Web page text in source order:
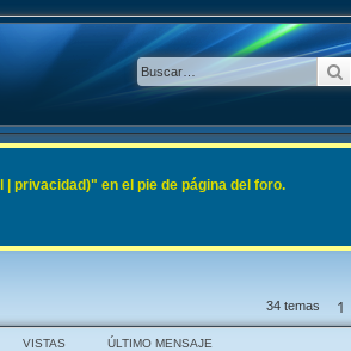
34 temas 1
VISTAS ÚLTIMO MENSAJE
privacidad)" en el pie de página del foro.